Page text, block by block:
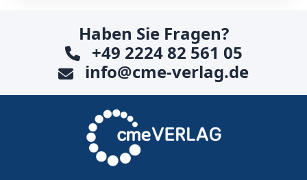
Haben Sie Fragen?
+49 2224 82 561 05
info@cme-verlag.de